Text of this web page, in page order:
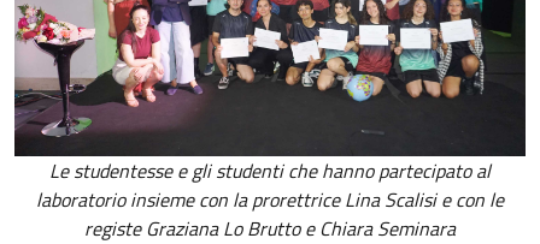
Le studentesse e gli studenti che hanno partecipato al
laboratorio insieme con la prorettrice Lina Scalisi e con le
registe Graziana Lo Brutto e Chiara Seminara